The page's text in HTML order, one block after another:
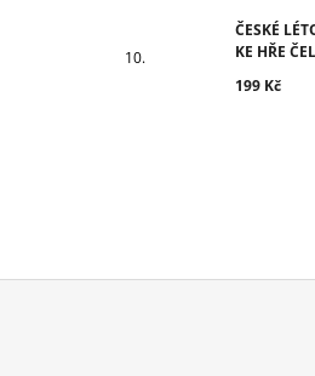
ČESKÉ
KE HŘE
199 Kč